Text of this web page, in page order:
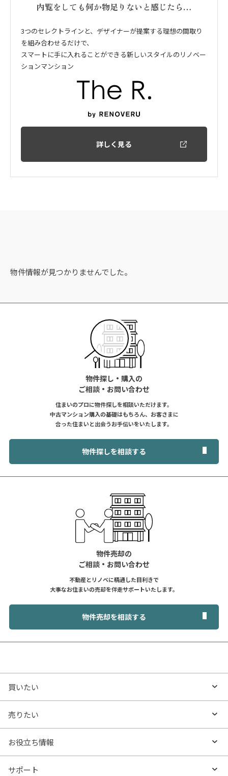
内覧をしても何か物足りないと感じたら…
3つのセレクトラインと、デザイナーが提案する理想の間取り
を組み合わせるだけで、
スマートに手に入れることができる新しいスタイルのリノベー
ションマンション
詳しく見る
物件情報が見つかりませんでした。
物件探し・購入の
ご相談・お問い合わせ
住まいのプロに物件探しを相談いただけます。
中古マンション購入の基礎はもちろん、お客さまに
合った住まいと出会うお手伝いをいたします。
物件探しを相談する
物件売却の
ご相談・お問い合わせ
不動産とリノベに精通した目利きで
大事なお住まいの売却を伴走サポートいたします。
物件売却を相談する
買いたい
買いたいTOP
沿線・駅から探す
売りたい
売りたいTOP
お役立ち情報
お役立ち情報TOP
サポート